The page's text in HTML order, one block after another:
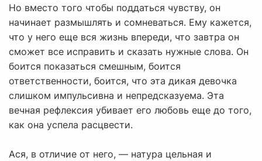
Но вместо того чтобы поддаться чувству, он
начинает размышлять и сомневаться. Ему кажется,
что у него еще вся жизнь впереди, что завтра он
сможет все исправить и сказать нужные слова. Он
боится показаться смешным, боится
ответственности, боится, что эта дикая девочка
слишком импульсивна и непредсказуема. Эта
вечная рефлексия убивает его любовь еще до того,
как она успела расцвести.
Ася, в отличие от него, — натура цельная и